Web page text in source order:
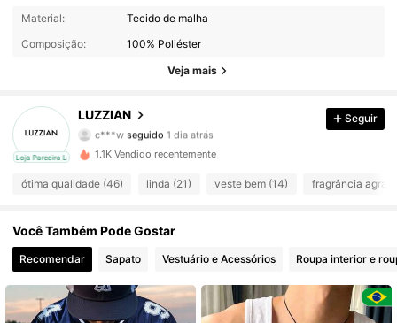
Material:
Tecido de malha
Composição:
100% Poliéster
Veja mais
Loja Parceira Local
LUZZIAN
65 Seguidores
65 Seguidores
4,55
c***w seguido 1 dia atrás
4,55
4,55 65 Seguidores
4,55 65 Seguidores
65 Seguidores
Seguir
1.1K Vendido recentemente
ótima qualidade (46) linda (21) veste bem (14) fragrância
Você Também Pode Gostar
Recomendar Sapato Vestuário e Acessórios Roupa interior e